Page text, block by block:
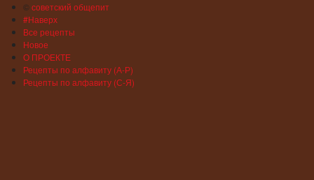
©советский общепит
#Наверх
Все рецепты
Новое
О ПРОЕКТЕ
Рецепты по алфавиту (А-Р)
Рецепты по алфавиту (С-Я)